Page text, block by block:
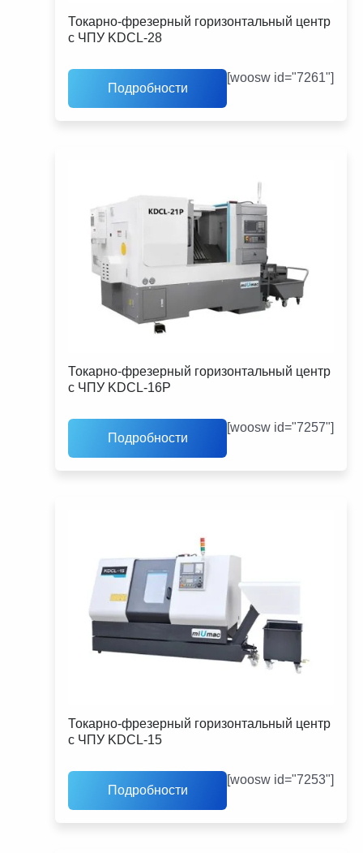
Токарно-фрезерный горизонтальный центр
с ЧПУ KDCL-28
Подробности
[woosw id="7261"]
Токарно-фрезерный горизонтальный центр
с ЧПУ KDCL-16P
Подробности
[woosw id="7257"]
Токарно-фрезерный горизонтальный центр
с ЧПУ KDCL-15
Подробности
[woosw id="7253"]